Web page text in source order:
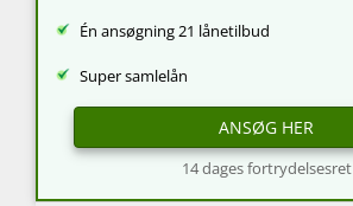
Én ansøgning 21 lånetilbud
Super samlelån
ANSØG HER
14 dages fortrydelsesret